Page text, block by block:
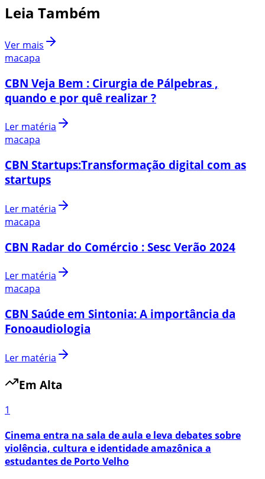
Leia Também
Ver mais
macapa
CBN Veja Bem : Cirurgia de Pálpebras ,
quando e por quê realizar ?
Ler matéria
macapa
CBN Startups:Transformação digital com as
startups
Ler matéria
macapa
CBN Radar do Comércio : Sesc Verão 2024
Ler matéria
macapa
CBN Saúde em Sintonia: A importância da
Fonoaudiologia
Ler matéria
Em Alta
1
Cinema entra na sala de aula e leva debates sobre
violência, cultura e identidade amazônica a
estudantes de Porto Velho